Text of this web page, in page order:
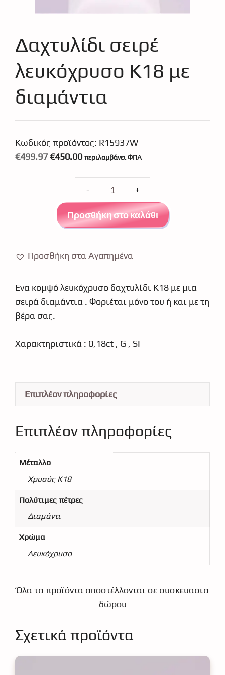
Δαχτυλίδι σειρέ
λευκόχρυσο Κ18 με
διαμάντια
Κωδικός προϊόντος: R15937W
€499.97Original
€499.97.
€450.00Η
είναι:
€450.00.
περιλαμβάνει ΦΠΑ
σειρέ
λευκόχρυσο
Προσθήκη στο καλάθι
Προσθήκη στα Αγαπημένα
Ένα κομψό λευκόχρυσο δαχτυλίδι Κ18 με μια
σειρά διαμάντια . Φοριέται μόνο του ή και με τη
βέρα σας.
Χαρακτηριστικά : 0,18ct , G , SI
Επιπλέον πληροφορίες
Επιπλέον πληροφορίες
Μέταλλο
Χρυσός Κ18
Πολύτιμες πέτρες
Διαμάντι
Χρώμα
Λευκόχρυσο
Όλα τα προϊόντα αποστέλλονται σε συσκευασια
δώρου
Σχετικά προϊόντα